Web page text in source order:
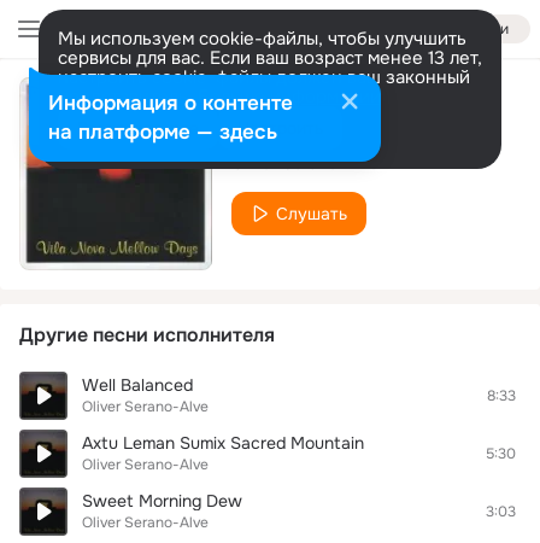
Войти
Мы используем cookie-файлы, чтобы улучшить
сервисы для вас. Если ваш возраст менее 13 лет,
настроить cookie-файлы должен ваш законный
представитель. Больше информации
Разрешить все Настроить
Sattva Art Music
Oliver Serano-Alve
Слушать
Другие песни исполнителя
Well Balanced
Oliver Serano-Alve
8:33
Axtu Leman Sumix Sacred Mountain
Oliver Serano-Alve
5:30
Sweet Morning Dew
Oliver Serano-Alve
3:03
Информация о контенте
на платформе — здесь